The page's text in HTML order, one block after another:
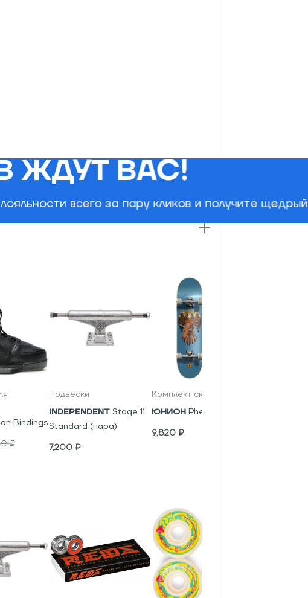
Bindings
₽
Подвески
INDEPENDENT Stage 11
Standard (пара)
7,200 ₽
Комплект скейтборд
ЮНИОН Phenics
9,820 ₽
ЖДУТ ВАС!
всего за пару кликов и получите щедрый